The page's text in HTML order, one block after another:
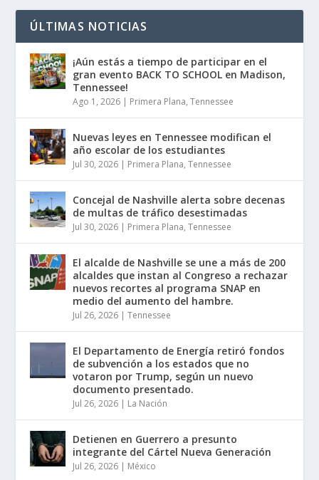
ÚLTIMAS NOTICIAS
¡Aún estás a tiempo de participar en el
gran evento BACK TO SCHOOL en Madison,
Tennessee!
Ago 1, 2026 | Primera Plana,Tennessee
Nuevas leyes en Tennessee modifican el
año escolar de los estudiantes
Jul 30, 2026 | Primera Plana,Tennessee
Concejal de Nashville alerta sobre decenas
de multas de tráfico desestimadas
Jul 30, 2026 | Primera Plana,Tennessee
El alcalde de Nashville se une a más de 200
alcaldes que instan al Congreso a rechazar
nuevos recortes al programa SNAP en
medio del aumento del hambre.
Jul 26, 2026 |Tennessee
El Departamento de Energía retiró fondos
de subvención a los estados que no
votaron por Trump, según un nuevo
documento presentado.
Jul 26, 2026 | La Nación
Detienen en Guerrero a presunto
integrante del Cártel Nueva Generación
Jul 26, 2026 | México